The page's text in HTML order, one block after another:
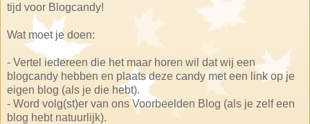
tijd voor Blogcandy!
Wat moet je doen:
- Vertel iedereen die het maar horen wil dat wij een
blogcandy hebben en plaats deze candy met een link op je
eigen blog (als je die hebt).
- Word volg(st)er van ons Voorbeelden Blog (als je zelf een
blog hebt natuurlijk).